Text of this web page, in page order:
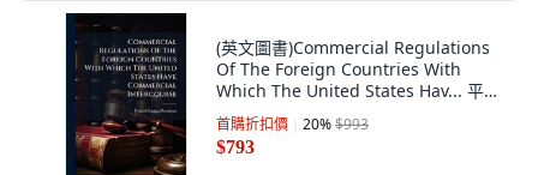
(英文圖書)Commercial Regulations
Of The Foreign Countries With
Which The United States Hav... 平裝
版, Nabu Press, English, Paperback
首購折扣價 20%$993
$793